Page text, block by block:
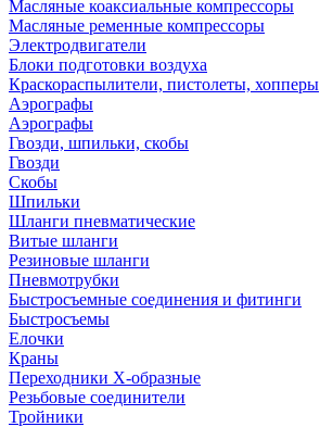
Масляные коаксиальные компрессоры
Масляные ременные компрессоры
Электродвигатели
Блоки подготовки воздуха
Краскораспылители, пистолеты, хопперы
Аэрографы
Аэрографы
Гвозди, шпильки, скобы
Гвозди
Скобы
Шпильки
Шланги пневматические
Витые шланги
Резиновые шланги
Пневмотрубки
Быстросъемные соединения и фитинги
Быстросъемы
Елочки
Краны
Переходники Х-образные
Резьбовые соединители
Тройники